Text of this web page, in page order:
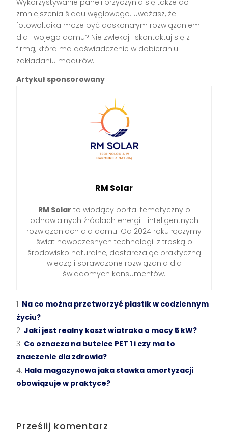
Wykorzystywanie paneli przyczynia się także do
zmniejszenia śladu węglowego. Uważasz, że
fotowoltaika może być doskonałym rozwiązaniem
dla Twojego domu? Nie zwlekaj i skontaktuj się z
firmą, która ma doświadczenie w dobieraniu i
zakładaniu modułów.
Artykuł sponsorowany
RM Solar
RM Solar to wiodący portal tematyczny o
odnawialnych źródłach energii i inteligentnych
rozwiązaniach dla domu. Od 2024 roku łączymy
świat nowoczesnych technologii z troską o
środowisko naturalne, dostarczając praktyczną
wiedzę i sprawdzone rozwiązania dla
świadomych konsumentów.
Na co można przetworzyć plastik w codziennym
życiu?
Jaki jest realny koszt wiatraka o mocy 5 kW?
Co oznacza na butelce PET 1 i czy ma to
znaczenie dla zdrowia?
Hala magazynowa jaka stawka amortyzacji
obowiązuje w praktyce?
Prześlij komentarz